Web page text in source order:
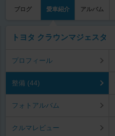
ブログ 愛車紹介 アルバム
トヨタ クラウンマジェスタ
プロフィール
整備 (44)
フォトアルバム
クルマレビュー